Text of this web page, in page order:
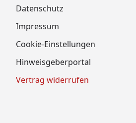
Datenschutz
Impressum
Cookie-Einstellungen
Hinweisgeberportal
Vertrag widerrufen